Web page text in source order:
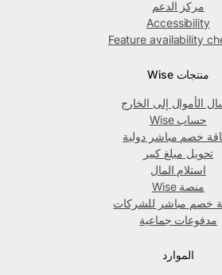
مركز الدعم
Accessibility
Feature availability
منتجات Wise
الأموال إلى الخارج
حساب Wise
خصم مباشر دولية
تحويل مبلغ كبير
استلام المال
منصة Wise
خصم مباشر للشركات
جماعية
الموارد